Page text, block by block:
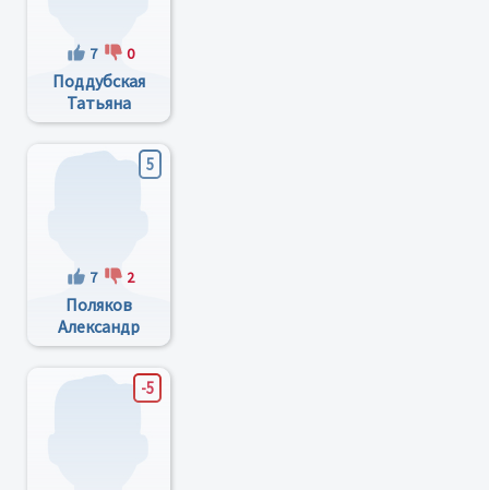
7 0
Поддубская
Татьяна
Александровна
5
7 2
Поляков
Александр
Александрович
-5